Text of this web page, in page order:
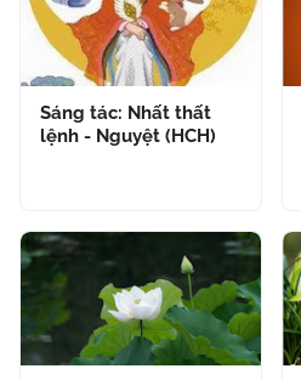
Sáng tác: Nhất thất
lệnh - Nguyệt (HCH)